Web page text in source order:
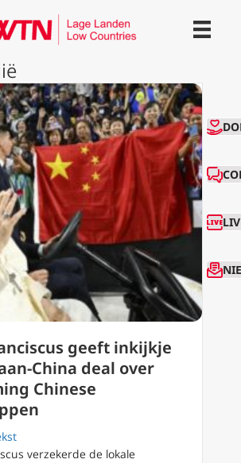
geeft inkijkje
China deal over
Chinese
verzekerde de lokale